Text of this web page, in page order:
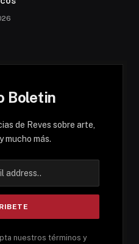
Boletin
de Reves sobre arte,
mucho más.
nuestros términos y